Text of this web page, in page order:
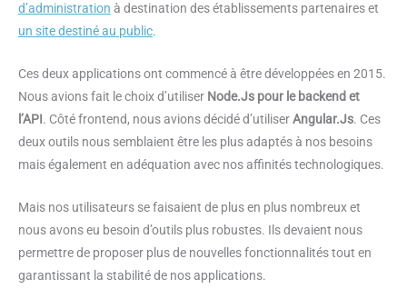
d’administration à destination des établissements partenaires et
un site destiné au public.
Ces deux applications ont commencé à être développées en 2015.
Nous avions fait le choix d’utiliser Node.Js pour le backend et
l’API. Côté frontend, nous avions décidé d’utiliserAngular.Js. Ces
deux outils nous semblaient être les plus adaptés à nos besoins
mais également en adéquation avec nos affinités technologiques.
Mais nos utilisateurs se faisaient de plus en plus nombreux et
nous avons eu besoin d’outils plus robustes. Ils devaient nous
permettre de proposer plus de nouvelles fonctionnalités tout en
garantissant la stabilité de nos applications.